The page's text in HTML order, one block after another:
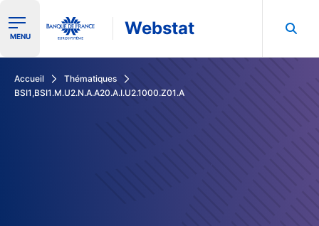
Ouvrir le menu de navigation
MENU Webstat
Accueil
Thématiques
BSI1,BSI1.M.U2.N.A.A20.A.I.U2.1000.Z01.A